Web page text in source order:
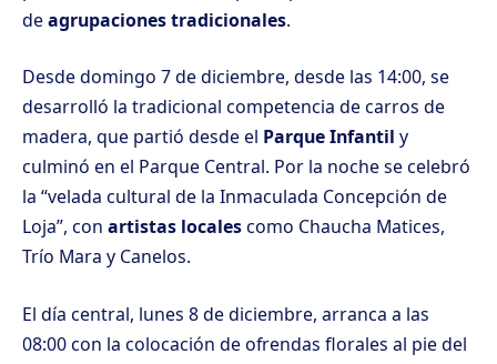
deagrupaciones tradicionales.
Desde domingo 7 de diciembre, desde las 14:00, se
desarrolló la tradicional competencia de carros de
madera, que partió desde el Parque Infantil y
culminó en el Parque Central. Por la noche se celebró
la “velada cultural de la Inmaculada Concepción de
Loja”, con artistas localescomo Chaucha Matices,
Trío Mara y Canelos.
El día central, lunes 8 de diciembre, arranca a las
08:00 con la colocación de ofrendas florales al pie del